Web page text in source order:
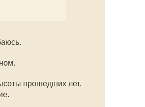
прошедших лет.